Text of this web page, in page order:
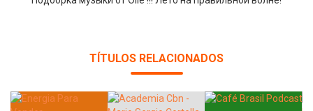
TÍTULOS RELACIONADOS